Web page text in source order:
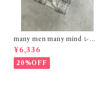
many men many mind レー
ヨン 総柄シャツ バティック ネ
イティブ ブラック M261506
0
¥6,336
20%OFF